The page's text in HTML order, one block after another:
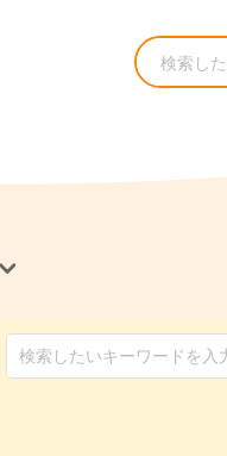
犬のケア・お手入れ
猫のケア・お手入れ